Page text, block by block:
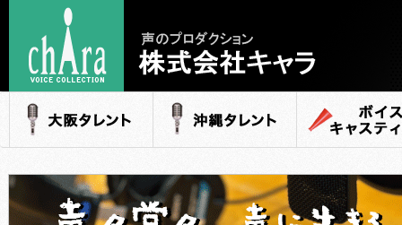
声のプロダクション
- 株式会社キャラ
大阪タレント 沖縄タレント ボイスキャステ